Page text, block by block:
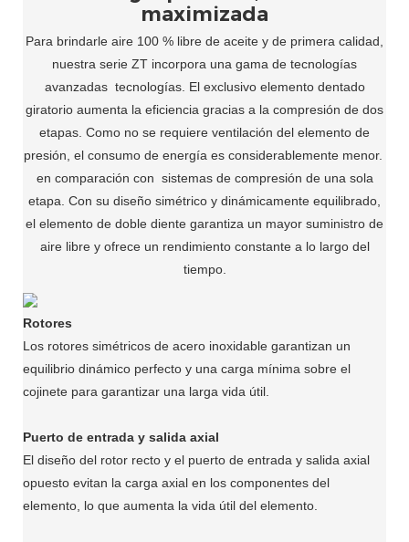
maximizada
Para brindarle aire 100 % libre de aceite y de primera calidad,
nuestra serie ZT incorpora una gama de tecnologías
avanzadas tecnologías. El exclusivo elemento dentado
giratorio aumenta la eficiencia gracias a la compresión de dos
etapas. Como no se requiere ventilación del elemento de
presión, el consumo de energía es considerablemente menor.
en comparación con sistemas de compresión de una sola
etapa. Con su diseño simétrico y dinámicamente equilibrado,
el elemento de doble diente garantiza un mayor suministro de
aire libre y ofrece un rendimiento constante a lo largo del
tiempo.
Rotores
Los rotores simétricos de acero inoxidable garantizan un
equilibrio dinámico perfecto y una carga mínima sobre el
cojinete para garantizar una larga vida útil.
Puerto de entrada y salida axial
El diseño del rotor recto y el puerto de entrada y salida axial
opuesto evitan la carga axial en los componentes del
elemento, lo que aumenta la vida útil del elemento.